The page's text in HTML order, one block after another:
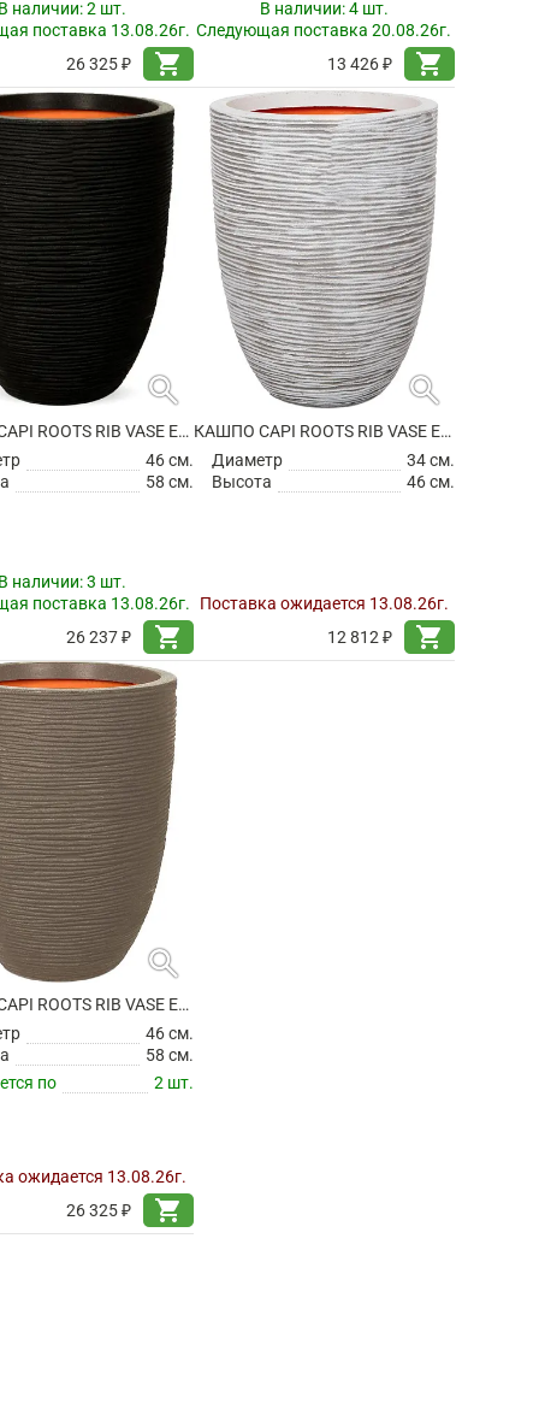
наличии:2 шт.
поставка 13.08.26г.
26 325 ₽
shopping_cart
В наличии:4 шт.
Следующая поставка 20.08.26г.
13 426 ₽
shopping_cart
search
КАШПО CAPI ROOTS RIB VASE ELEGANT LOW BLACK
46 см.
58 см.
наличии:3 шт.
поставка 13.08.26г.
26 237 ₽
shopping_cart
search
КАШПО CAPI ROOTS RIB VASE ELEGANT LOW IVORY
Диаметр
34 см.
Высота
46 см.
Поставка ожидается 13.08.26г.
12 812 ₽
shopping_cart
search
КАШПО CAPI ROOTS RIB VASE ELEGANT LOW WARM TAUPE
46 см.
58 см.
по
2 шт.
ожидается 13.08.26г.
26 325 ₽
shopping_cart